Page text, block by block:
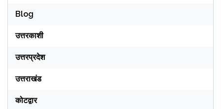
Blog
उत्तरकाशी
उत्तरप्रदेश
उत्तराखंड
कोटद्वार